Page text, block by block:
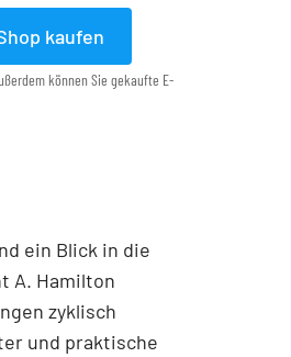
kaufen
können Sie gekaufte E-
ein Blick in die
A. Hamilton
zyklisch
und praktische